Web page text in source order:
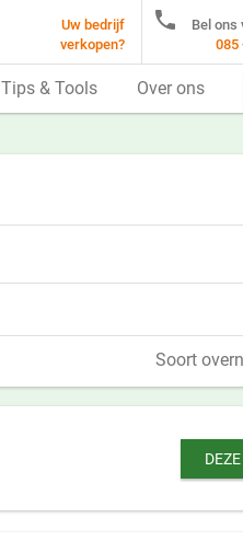
Soort
Uw bedrijf
verkopen?

Bel ons
085
Tips & Tools Over ons